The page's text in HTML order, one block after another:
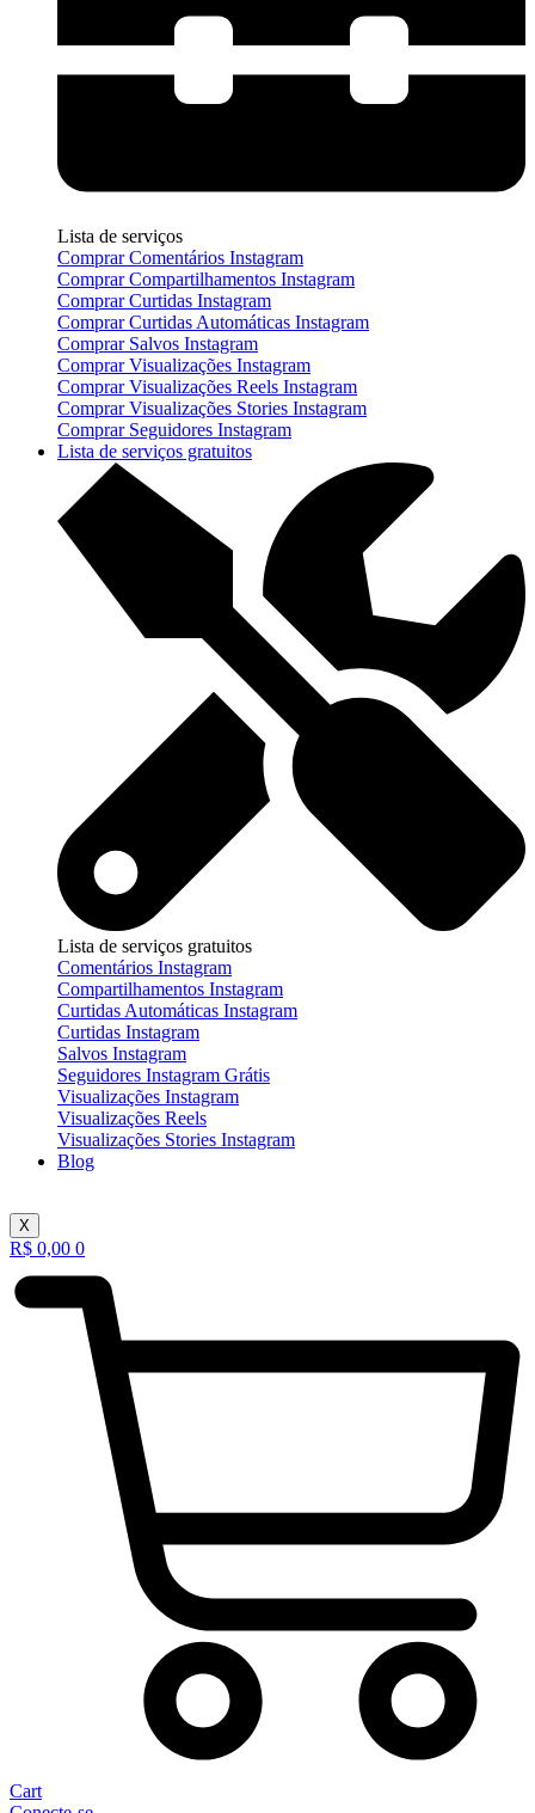
Lista de serviços
Comprar Comentários Instagram
Comprar Compartilhamentos Instagram
Comprar Curtidas Instagram
Comprar Curtidas Automáticas Instagram
Comprar Salvos Instagram
Comprar Visualizações Instagram
Comprar Visualizações Reels Instagram
Comprar Visualizações Stories Instagram
Comprar Seguidores Instagram
Lista de serviços gratuitos
Lista de serviços gratuitos
Comentários Instagram
Compartilhamentos Instagram
Curtidas Automáticas Instagram
Curtidas Instagram
Salvos Instagram
Seguidores Instagram Grátis
Visualizações Instagram
Visualizações Reels
Visualizações Stories Instagram
Blog
X
R$ 0,00 0
Cart